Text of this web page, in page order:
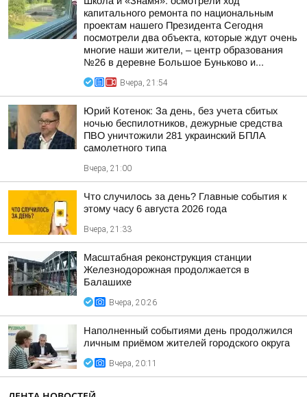
капитального ремонта по национальным
проектам нашего Президента Сегодня
посмотрели два объекта, которые ждут очень
многие наши жители, – центр образования
№26 в деревне Большое Буньково и...
Вчера, 21:54
Юрий Котенок: За день, без учета сбитых
ночью беспилотников, дежурные средства
ПВО уничтожили 281 украинский БПЛА
самолетного типа
Вчера, 21:00
Что случилось за день? Главные события к
этому часу 6 августа 2026 года
Вчера, 21:33
Масштабная реконструкция станции
Железнодорожная продолжается в
Балашихе
Вчера, 20:26
Наполненный событиями день продолжился
личным приёмом жителей городского округа
Вчера, 20:11